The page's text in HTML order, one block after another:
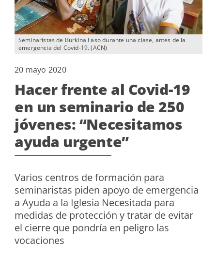
Seminaristas de Burkina Faso durante una clase, antes de la
emergencia del Covid-19. (ACN)
20 mayo 2020
Hacer frente al Covid-19
en un seminario de 250
jóvenes: “Necesitamos
ayuda urgente”
Varios centros de formación para
seminaristas piden apoyo de emergencia
a Ayuda a la Iglesia Necesitada para
medidas de protección y tratar de evitar
el cierre que pondría en peligro las
vocaciones